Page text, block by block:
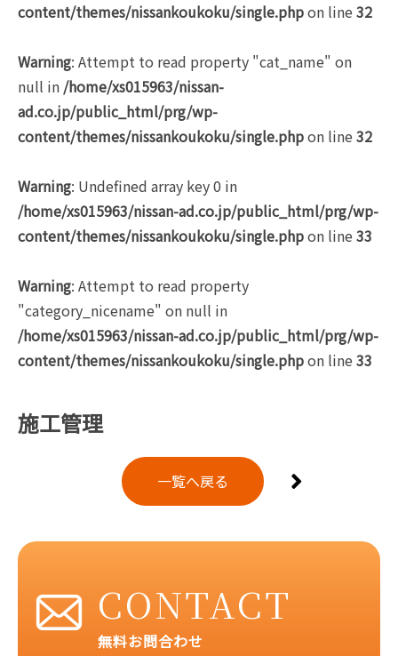
content/themes/nissankoukoku/single.phpon line32
Warning: Attempt to read property "cat_name" on
null in /home/xs015963/nissan-
ad.co.jp/public_html/prg/wp-
content/themes/nissankoukoku/single.phpon line32
Warning: Undefined array key 0 in
/home/xs015963/nissan-ad.co.jp/public_html/prg/wp-
content/themes/nissankoukoku/single.phpon line33
Warning: Attempt to read property
"category_nicename" on null in
/home/xs015963/nissan-ad.co.jp/public_html/prg/wp-
content/themes/nissankoukoku/single.phpon line33
施工管理
一覧へ戻る
CONTACT
無料お問合わせ